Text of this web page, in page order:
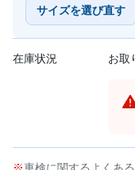
サイズを選び直す
在庫状況 お取